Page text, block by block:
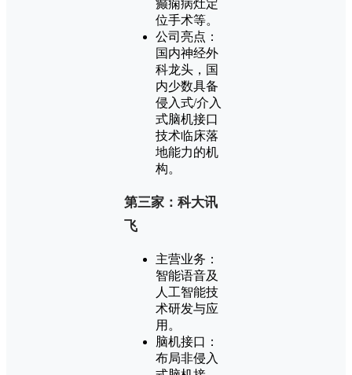
癫痫病灶定
位手术等。
公司亮点：
国内神经外
科龙头，国
内少数具备
侵入式/介入
式脑机接口
技术临床落
地能力的机
构。
第三家：科大讯
飞
主营业务：
智能语音及
人工智能技
术研发与应
用。
脑机接口：
布局非侵入